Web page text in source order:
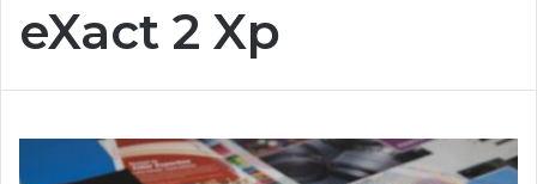
eXact 2 Xp